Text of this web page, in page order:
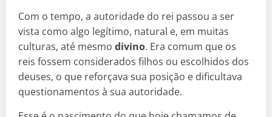
Com o tempo, a autoridade do rei passou a ser
vista como algo legítimo, natural e, em muitas
culturas, até mesmo divino. Era comum que os
reis fossem considerados filhos ou escolhidos dos
deuses, o que reforçava sua posição e dificultava
questionamentos à sua autoridade.